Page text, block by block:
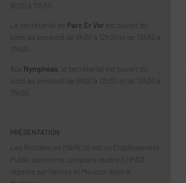
8h30 à 17h30.
Le secrétariat de Parc Er Vor est ouvert du
lundi au vendredi de 8h30 à 12h30 et de 13h30 à
17h00.
Aux Nymphéas , le secrétariat est ouvert du
lundi au vendredi de 9h00 à 12h30 et de 13h30 à
17h00.
PRÉSENTATION
Les Résidences MAREVA est un Établissement
Public autonome comptant quatre EHPAD
répartis sur Vannes et Meucon dans le